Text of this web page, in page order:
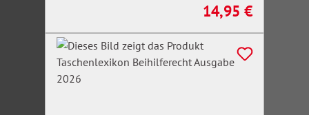
Regulärer Preis:
14,95 €